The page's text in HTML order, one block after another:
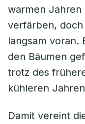
warmen Jahren
verfärben,
langsam voran.
den Bäumen
trotz des
kühleren
Damit vereint